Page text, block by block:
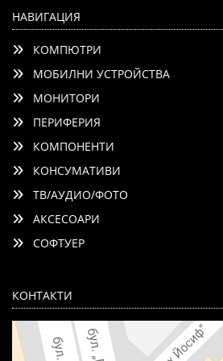
НАВИГАЦИЯ
КОМПЮТРИ
МОБИЛНИ УСТРОЙСТВА
МОНИТОРИ
ПЕРИФЕРИЯ
КОМПОНЕНТИ
КОНСУМАТИВИ
ТВ/АУДИО/ФОТО
АКСЕСОАРИ
СОФТУЕР
КОНТАКТИ